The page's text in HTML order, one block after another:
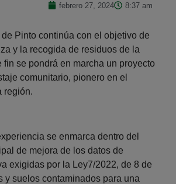
febrero 27, 2024 8:37 am
de Pinto continúa con el objetivo de
y la recogida de residuos de la
fin se pondrá en marcha un proyecto
comunitario, pionero en el
región.
se enmarca dentro del
de mejora de los datos de
exigidas por la Ley7/2022, de 8 de
y suelos contaminados para una